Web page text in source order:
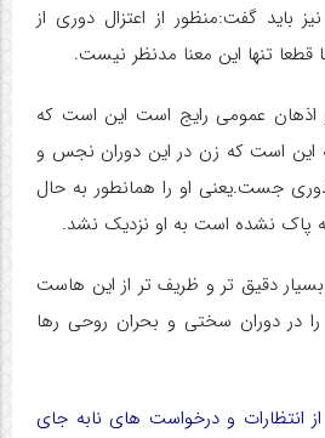
باید گفت:منظور از اعتزال دوری از
قطعا تنها این معنا مدنظر نیست.
اذهان عمومی رایج است این است که
این است که زن در این دوران نجس و
جست.یعنی او را همانطور به حال
پاک نشده است به او نزدیک نشد.
دقیق تر و ظریف تر از این هاست
در دوران سختی و بحران روحی رها
انتظارات و درخواست های نابه جای